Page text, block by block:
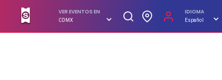
VER EVENTOS EN
CDMX
IDIOMA
Español
SUPERBOLETOS. No hagas filas, compra en línea